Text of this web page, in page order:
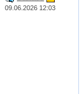
09.06.2026 12:03